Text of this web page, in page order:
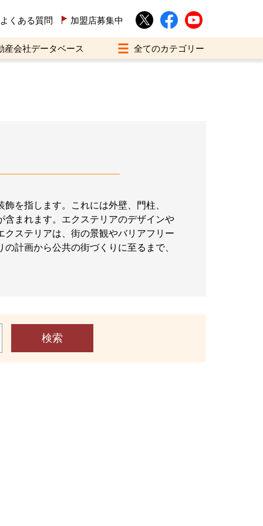
よくある質問 加盟店募集中
産会社データベース
を指します。これには外壁、門柱、
まれます。エクステリアのデザインや
ステリアは、街の景観やバリアフリー
計画から公共の街づくりに至るまで、